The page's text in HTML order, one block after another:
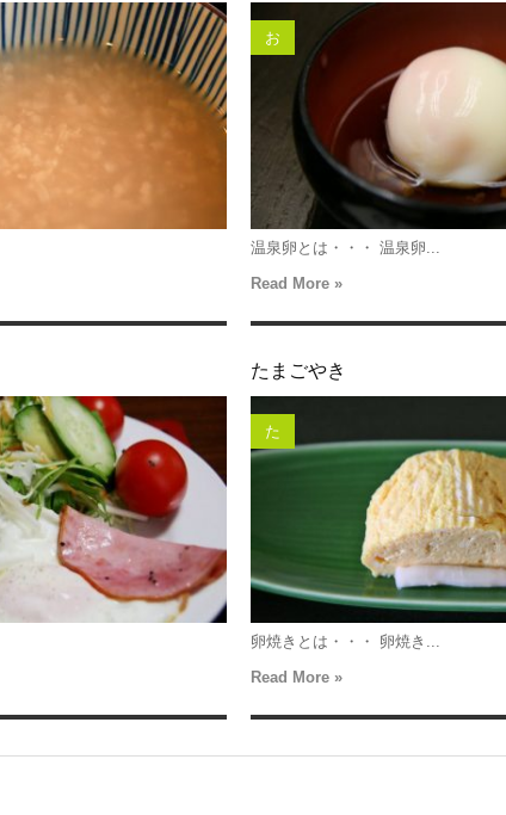
お
温泉卵とは・・・ 温泉卵...
Read More »
たまごやき
た
卵焼きとは・・・ 卵焼き...
Read More »